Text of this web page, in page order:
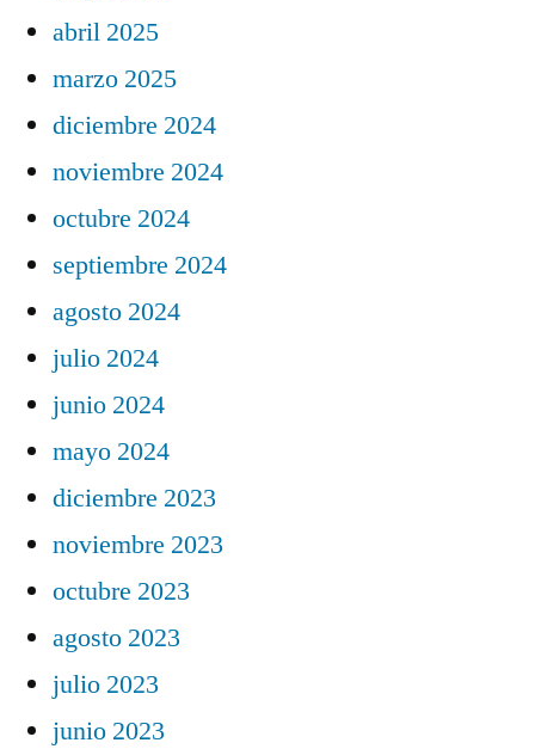
abril 2025
marzo 2025
diciembre 2024
noviembre 2024
octubre 2024
septiembre 2024
agosto 2024
julio 2024
junio 2024
mayo 2024
diciembre 2023
noviembre 2023
octubre 2023
agosto 2023
julio 2023
junio 2023